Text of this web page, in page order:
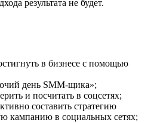
результата не будет.
в бизнесе с помощью
день SMM-щика»;
и посчитать в соцсетях;
составить стратегию
кампанию в социальных сетях;